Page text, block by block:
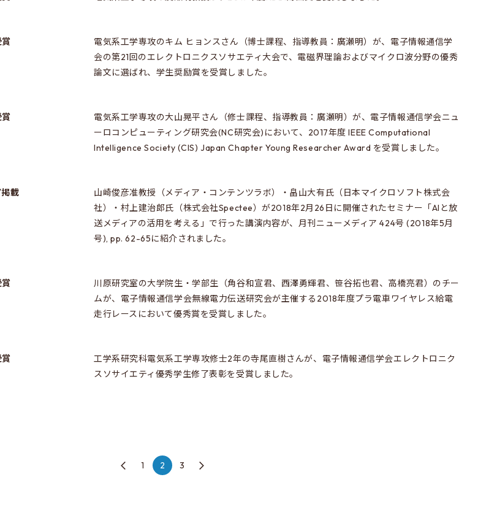
電気系工学専攻のキム ヒョンスさん（博士課程、指導教員：廣瀬明）が、電子情報通信学
会の第21回のエレクトロニクスソサエティ大会で、電磁界理論およびマイクロ波分野の優秀
論文に選ばれ、学生奨励賞を受賞しました。
電気系工学専攻の大山晃平さん（修士課程、指導教員：廣瀬明）が、電子情報通信学会ニュ
ーロコンピューティング研究会(NC研究会)において、2017年度 IEEE Computational
Intelligence Society (CIS) Japan Chapter Young Researcher Award を受賞しました。
載
山崎俊彦准教授（メディア・コンテンツラボ）・畠山大有氏（日本マイクロソフト株式会
社）・村上建治郎氏（株式会社Spectee）が2018年2月26日に開催されたセミナー「AIと放
送メディアの活用を考える」で行った講演内容が、月刊ニューメディア 424号 (2018年5月
号), pp. 62-65に紹介されました。
川原研究室の大学院生・学部生（角谷和宣君、西澤勇輝君、笹谷拓也君、高橋亮君）のチー
ムが、電子情報通信学会無線電力伝送研究会が主催する2018年度プラ電車ワイヤレス給電
走行レースにおいて優秀賞を受賞しました。
工学系研究科電気系工学専攻修士2年の寺尾直樹さんが、電子情報通信学会エレクトロニク
スソサイエティ優秀学生修了表彰を受賞しました。
1 2 3